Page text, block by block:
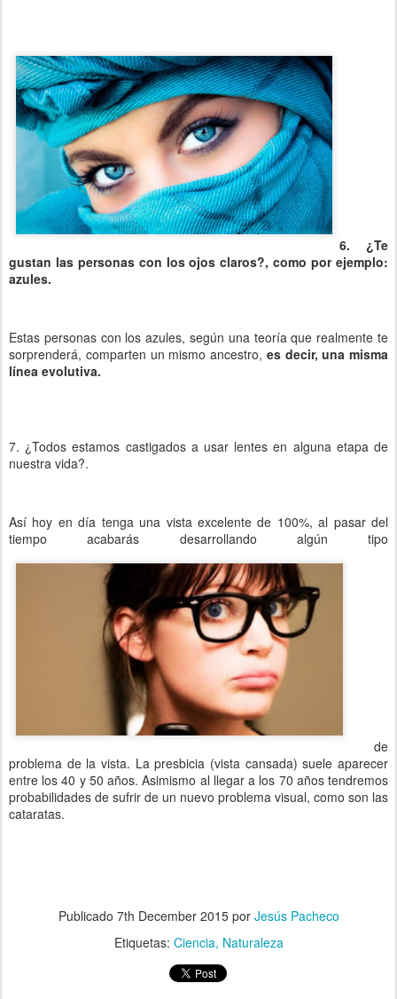
6. ¿Te
gustan las personas con los ojos claros?, como por ejemplo:
azules.
Estas personas con los azules, según una teoría que realmente te
sorprenderá, comparten un mismo ancestro, es decir, una misma
línea evolutiva.
7. ¿Todos estamos castigados a usar lentes en alguna etapa de
nuestra vida?.
Así hoy en día tenga una vista excelente de 100%, al pasar del
tiempo acabarás desarrollando algún tipo
de
problema de la vista. La presbicia (vista cansada) suele aparecer
entre los 40 y 50 años. Asimismo al llegar a los 70 años tendremos
probabilidades de sufrir de un nuevo problema visual, como son las
cataratas.
Publicado 7th December 2015por Jesús Pacheco
Etiquetas: Ciencia Naturaleza